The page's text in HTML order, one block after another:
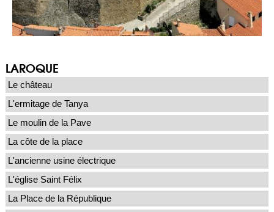
LAROQUE
Le château
L'ermitage de Tanya
Le moulin de la Pave
La côte de la place
L'ancienne usine électrique
L'église Saint Félix
La Place de la République